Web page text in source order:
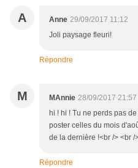
A Anne 29/09/2017 11:12
Joli paysage fleuri!
Répondre
M MAnnie 28/09/2017 21:57
hi ! hi ! Tu ne perds pas
poster celles du mois
de la dernière !<br /> <br /
Répondre